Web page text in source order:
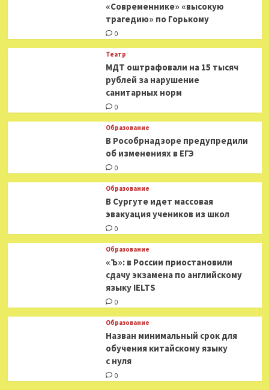
«Современнике» «высокую
трагедию» по Горькому
0
Театр
МДТ оштрафовали на 15 тысяч
рублей за нарушение
санитарных норм
0
Образование
В Рособрнадзоре предупредили
об изменениях в ЕГЭ
0
Образование
В Сургуте идет массовая
эвакуация учеников из школ
0
Образование
«Ъ»: в России приостановили
сдачу экзамена по английскому
языку IELTS
0
Образование
Назван минимальный срок для
обучения китайскому языку
с нуля
0